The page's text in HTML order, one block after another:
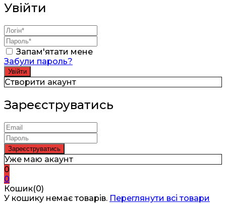
Увійти
Запам'ятати мене
Забули пароль?
Створити акаунт
Зареєструватись
Уже маю акаунт
0
0
Кошик(0)
У кошику немає товарів. Переглянути всі товари